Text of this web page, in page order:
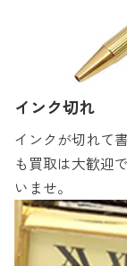
インク切れ
インクが切れて
も買取は大歓迎
いませ。